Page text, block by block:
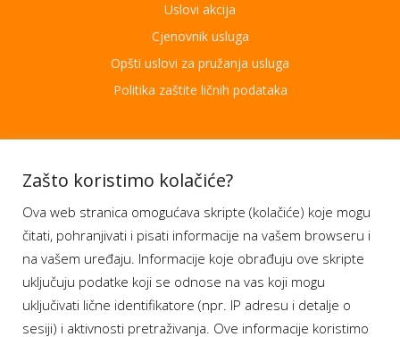
Uslovi akcija
Cjenovnik usluga
Opšti uslovi za pružanja usluga
Politika zaštite ličnih podataka
Aplikacije
Moj BH Telecom
Dostupnost usluga
Moja webTV
Aukcije BH Telecom
Zašto koristimo kolačiće?
Ova web stranica omogućava skripte (kolačiće) koje mogu
čitati, pohranjivati i pisati informacije na vašem browseru i
na vašem uređaju. Informacije koje obrađuju ove skripte
uključuju podatke koji se odnose na vas koji mogu
uključivati lične identifikatore (npr. IP adresu i detalje o
sesiji) i aktivnosti pretraživanja. Ove informacije koristimo